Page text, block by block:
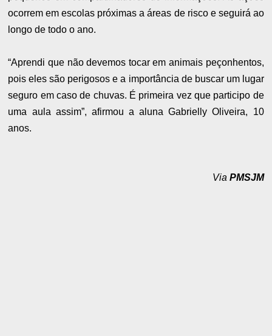
ocorrem em escolas próximas a áreas de risco e seguirá ao
longo de todo o ano.
“Aprendi que não devemos tocar em animais peçonhentos,
pois eles são perigosos e a importância de buscar um lugar
seguro em caso de chuvas. É primeira vez que participo de
uma aula assim”, afirmou a aluna Gabrielly Oliveira, 10
anos.
Via PMSJM